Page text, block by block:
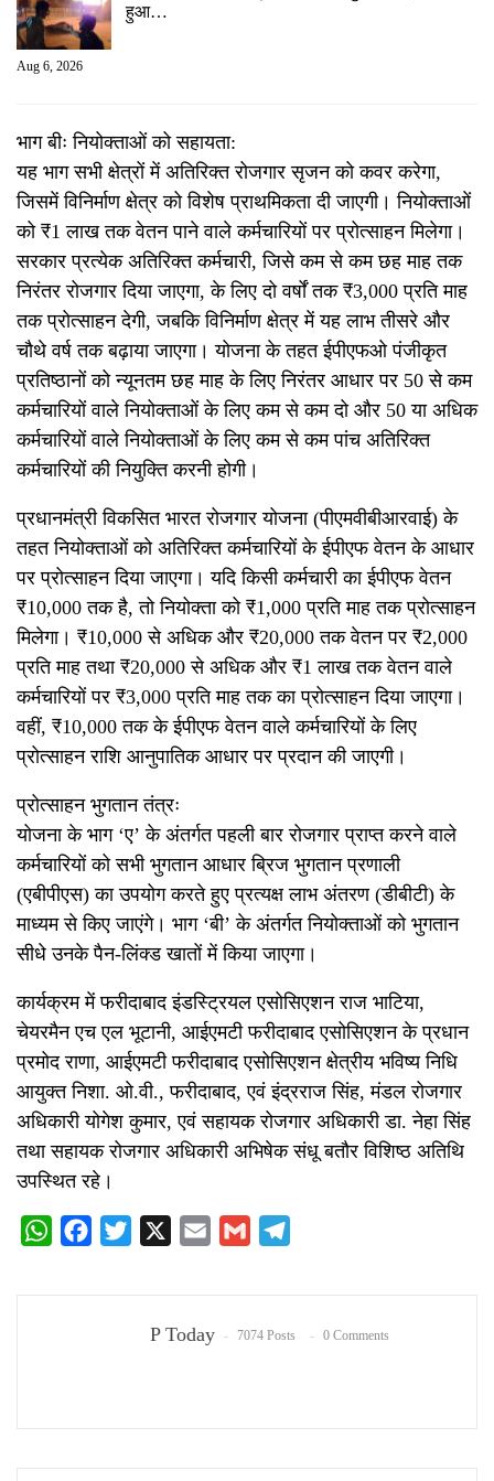
हुआ…
Aug 6, 2026
भाग बीः नियोक्ताओं को सहायता:
यह भाग सभी क्षेत्रों में अतिरिक्त रोजगार सृजन को कवर करेगा,
जिसमें विनिर्माण क्षेत्र को विशेष प्राथमिकता दी जाएगी। नियोक्ताओं
को ₹1 लाख तक वेतन पाने वाले कर्मचारियों पर प्रोत्साहन मिलेगा।
सरकार प्रत्येक अतिरिक्त कर्मचारी, जिसे कम से कम छह माह तक
निरंतर रोजगार दिया जाएगा, के लिए दो वर्षों तक ₹3,000 प्रति माह
तक प्रोत्साहन देगी, जबकि विनिर्माण क्षेत्र में यह लाभ तीसरे और
चौथे वर्ष तक बढ़ाया जाएगा। योजना के तहत ईपीएफओ पंजीकृत
प्रतिष्ठानों को न्यूनतम छह माह के लिए निरंतर आधार पर 50 से कम
कर्मचारियों वाले नियोक्ताओं के लिए कम से कम दो और 50 या अधिक
कर्मचारियों वाले नियोक्ताओं के लिए कम से कम पांच अतिरिक्त
कर्मचारियों की नियुक्ति करनी होगी।
प्रधानमंत्री विकसित भारत रोजगार योजना (पीएमवीबीआरवाई) के
तहत नियोक्ताओं को अतिरिक्त कर्मचारियों के ईपीएफ वेतन के आधार
पर प्रोत्साहन दिया जाएगा। यदि किसी कर्मचारी का ईपीएफ वेतन
₹10,000 तक है, तो नियोक्ता को ₹1,000 प्रति माह तक प्रोत्साहन
मिलेगा। ₹10,000 से अधिक और ₹20,000 तक वेतन पर ₹2,000
प्रति माह तथा ₹20,000 से अधिक और ₹1 लाख तक वेतन वाले
कर्मचारियों पर ₹3,000 प्रति माह तक का प्रोत्साहन दिया जाएगा।
वहीं, ₹10,000 तक के ईपीएफ वेतन वाले कर्मचारियों के लिए
प्रोत्साहन राशि आनुपातिक आधार पर प्रदान की जाएगी।
प्रोत्साहन भुगतान तंत्रः
योजना के भाग ‘ए’ के अंतर्गत पहली बार रोजगार प्राप्त करने वाले
कर्मचारियों को सभी भुगतान आधार ब्रिज भुगतान प्रणाली
(एबीपीएस) का उपयोग करते हुए प्रत्यक्ष लाभ अंतरण (डीबीटी) के
माध्यम से किए जाएंगे। भाग ‘बी’ के अंतर्गत नियोक्ताओं को भुगतान
सीधे उनके पैन-लिंक्ड खातों में किया जाएगा।
कार्यक्रम में फरीदाबाद इंडस्ट्रियल एसोसिएशन राज भाटिया,
चेयरमैन एच एल भूटानी, आईएमटी फरीदाबाद एसोसिएशन के प्रधान
प्रमोद राणा, आईएमटी फरीदाबाद एसोसिएशन क्षेत्रीय भविष्य निधि
आयुक्त निशा. ओ.वी., फरीदाबाद, एवं इंद्रराज सिंह, मंडल रोजगार
अधिकारी योगेश कुमार, एवं सहायक रोजगार अधिकारी डा. नेहा सिंह
तथा सहायक रोजगार अधिकारी अभिषेक संधू बतौर विशिष्ठ अतिथि
उपस्थित रहे।
WhatsAppFacebook
Twitter Email Gmail
P Today 7074 Posts 0 Comments